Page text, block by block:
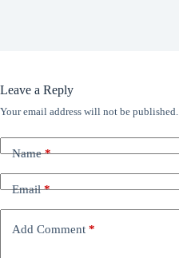
Leave a Reply
Your email address will not be published.
Name*
Email*
Add Comment *